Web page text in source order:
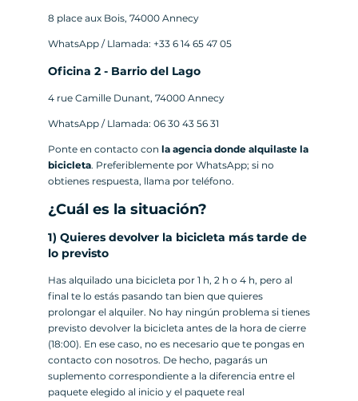
8 place aux Bois, 74000 Annecy
WhatsApp / Llamada: +33 6 14 65 47 05
Oficina 2 - Barrio del Lago
4 rue Camille Dunant, 74000 Annecy
WhatsApp / Llamada: 06 30 43 56 31
Ponte en contacto con la agencia donde alquilaste la
bicicleta. Preferiblemente por WhatsApp; si no
obtienes respuesta, llama por teléfono.
¿Cuál es la situación?
1) Quieres devolver la bicicleta más tarde de
lo previsto
Has alquilado una bicicleta por 1 h, 2 h o 4 h, pero al
final te lo estás pasando tan bien que quieres
prolongar el alquiler. No hay ningún problema si tienes
previsto devolver la bicicleta antes de la hora de cierre
(18:00). En ese caso, no es necesario que te pongas en
contacto con nosotros. De hecho, pagarás un
suplemento correspondiente a la diferencia entre el
paquete elegido al inicio y el paquete real